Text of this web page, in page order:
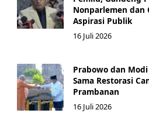
Nonparlemen dan
Aspirasi Publik
16 Juli 2026
Prabowo dan
Sama Restorasi
Prambanan
16 Juli 2026